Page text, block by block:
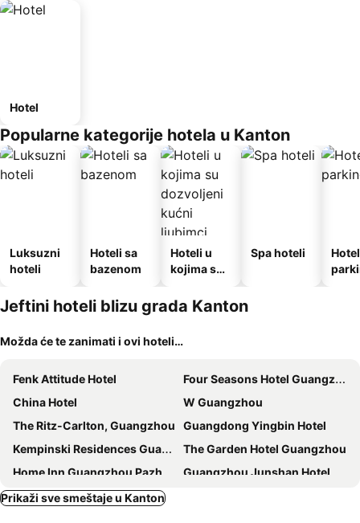
Hotel
Popularne kategorije hotela u Kanton
Luksuzni
hoteli
Hoteli sa
bazenom
Hoteli u
kojima su
kućni
ljubimci
Spa hoteli
Jeftini hoteli blizu grada Kanton
Možda će te zanimati i ovi hoteli…
Fenk Attitude Hotel
Four Seasons Hotel Guangzhou
China Hotel
W Guangzhou
The Ritz-Carlton, Guangzhou
Guangdong Yingbin Hotel
Kempinski Residences Guangzhou
The Garden Hotel Guangzhou
Home Inn Guangzhou Pazhou Exhibition Center
Guangzhou Junshan Hotel - Shuttle bus for Canton Fair
Shangri-La Guangzhou
Prikaži sve smeštaje u Kanton